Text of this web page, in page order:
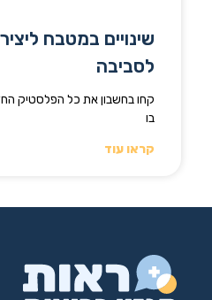
שינויים במטבח
לסביבה
קחו בחשבון את כל הפלסטיק
בו
קראו עוד